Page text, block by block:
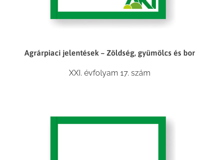
Agrárpiaci jelentések – Zöldség, gyümölcs és bor
XXI. évfolyam 17. szám